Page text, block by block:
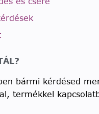
bármi kérdésed
termékkel